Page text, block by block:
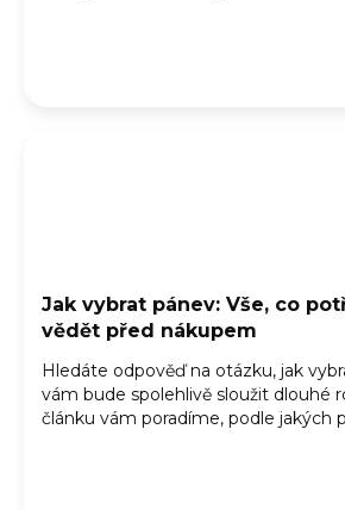
Jak vybrat pánev: Vše, co
vědět před nákupem
Hledáte odpověď na otázku, jak
vám bude spolehlivě sloužit dlouhé
článku vám poradíme, podle jakých